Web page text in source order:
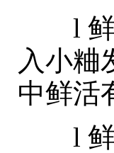
l 鲜洑
入小粬
中鲜活
l 鲜洑